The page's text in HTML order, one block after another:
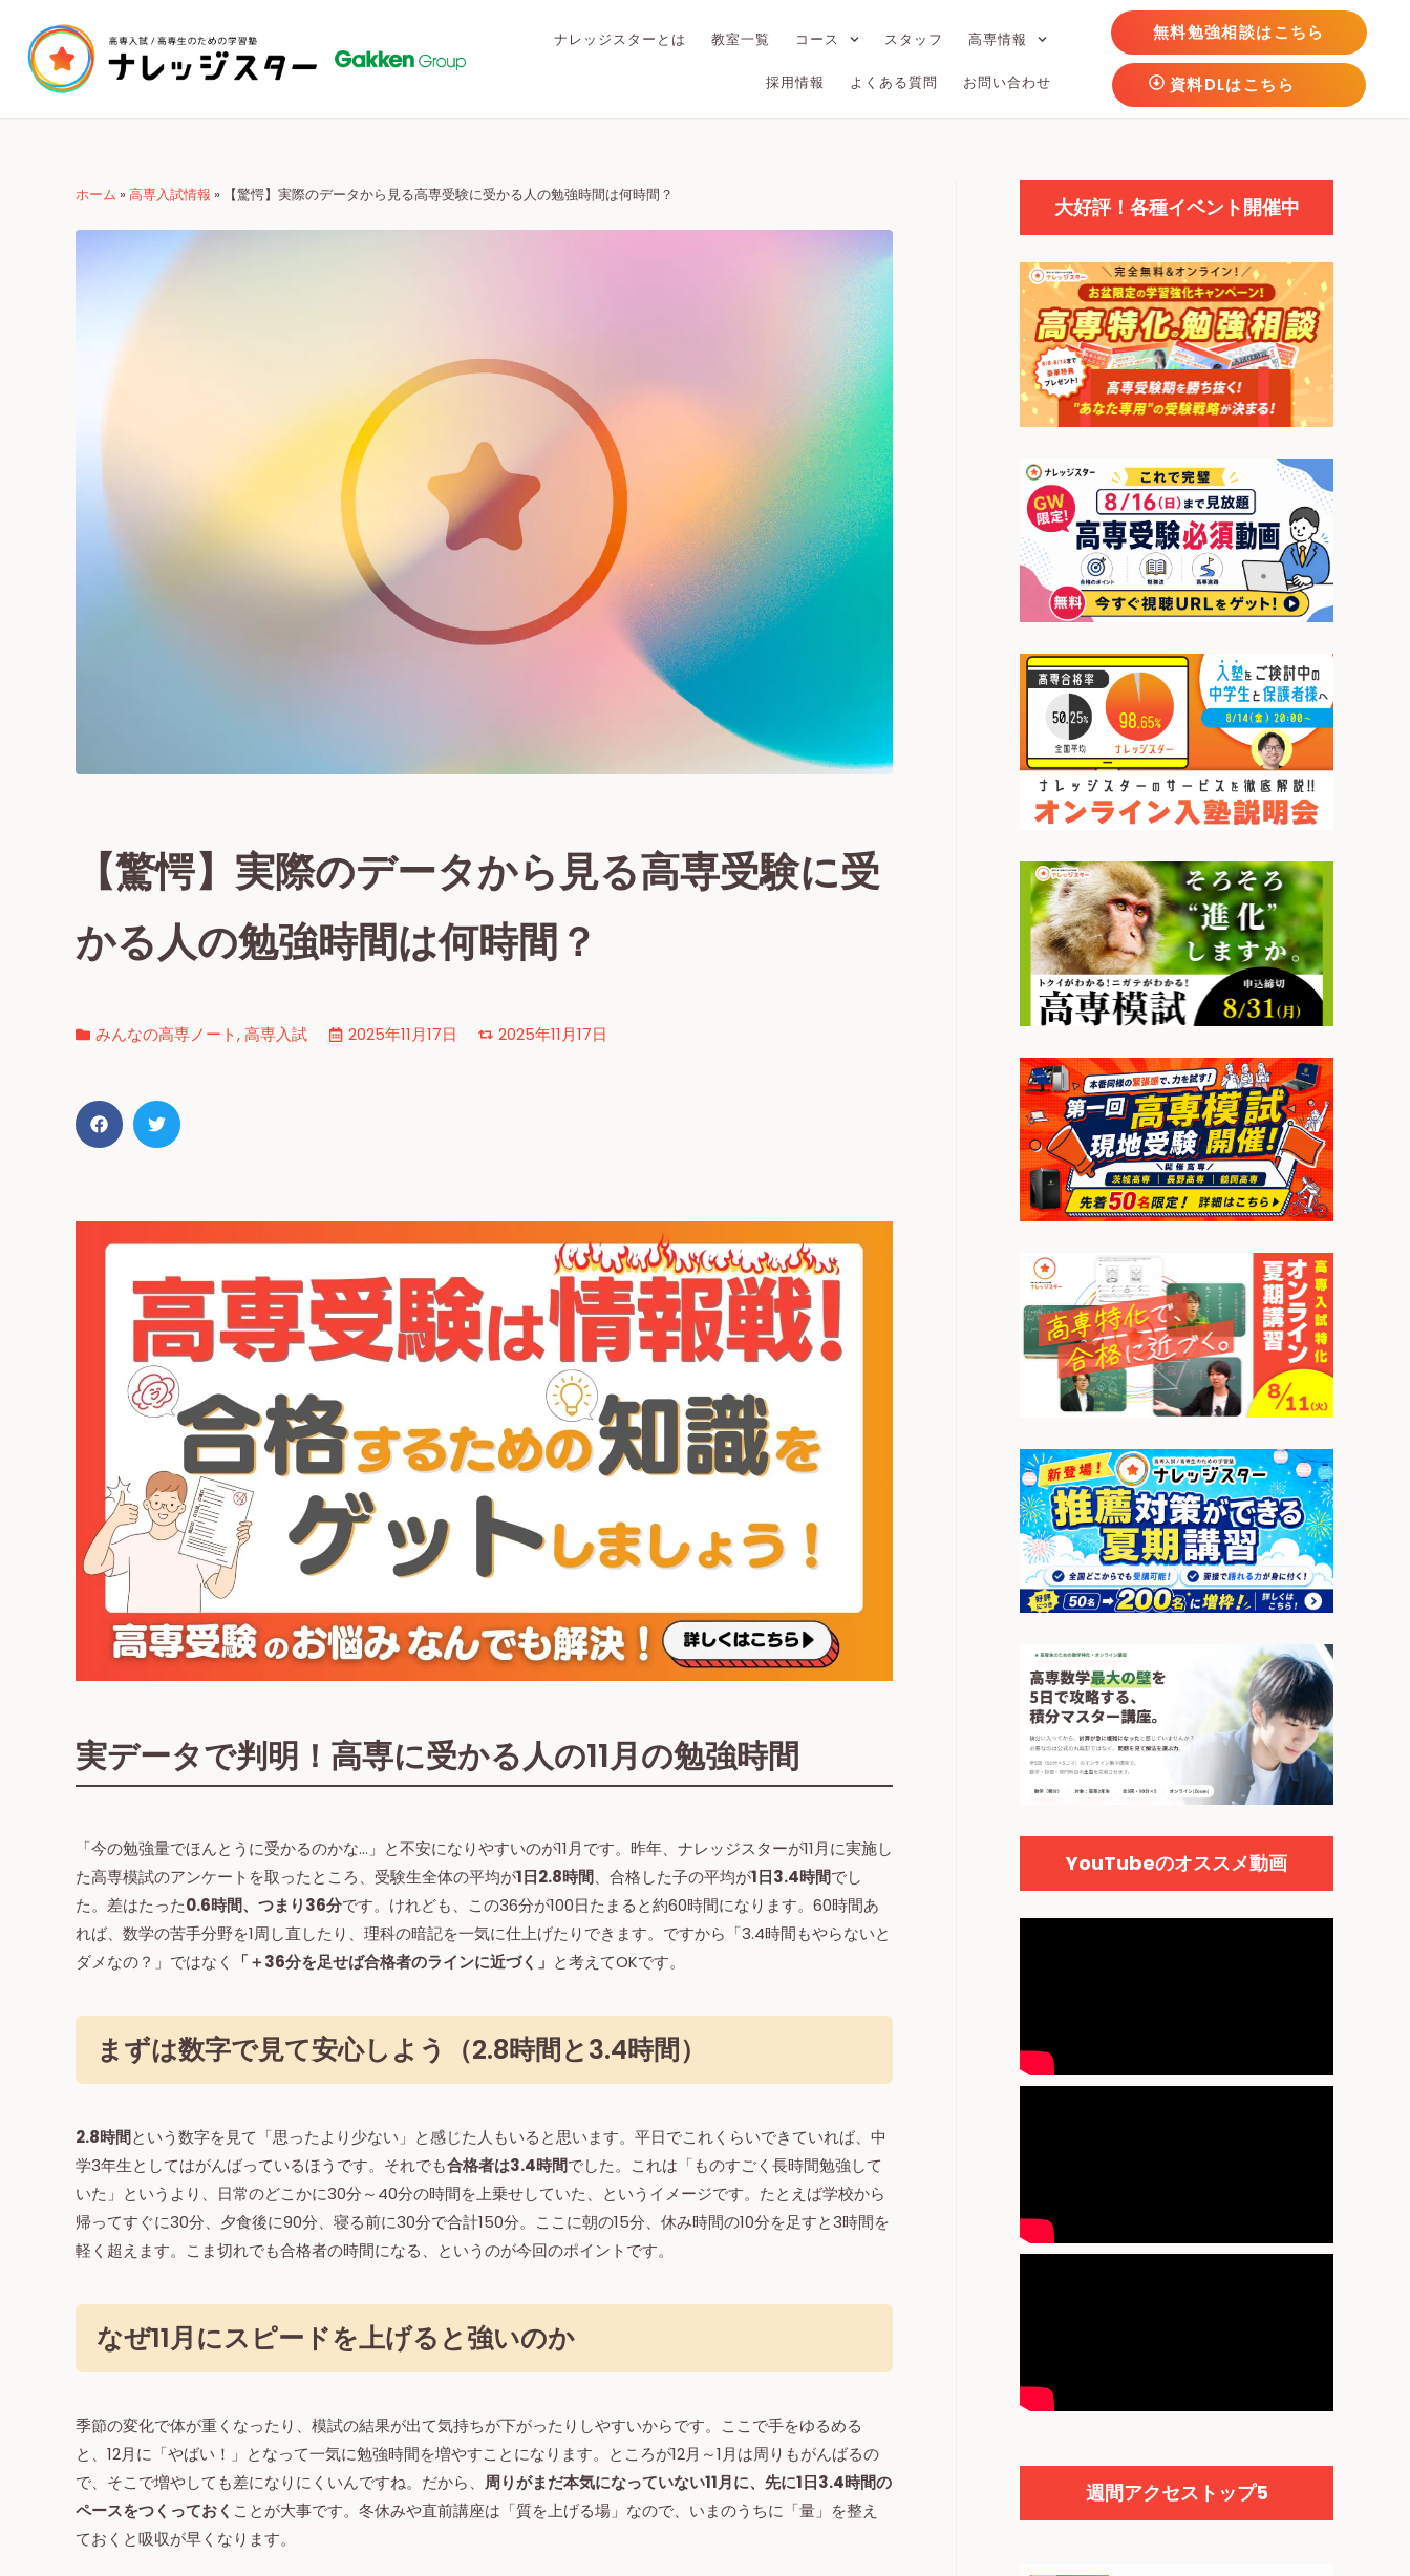
ナレッジスターとは 教室一覧 コース スタッフ 高専情報
採用情報 よくある質問 お問い合わせ
無料勉強相談はこちら
資料DLはこちら
ホーム » 高専入試情報 » 【驚愕】実際のデータから見る高専受験に受かる人の勉強時間は何時間？
【驚愕】実際のデータから見る高専受験に受
かる人の勉強時間は何時間？
みんなの高専ノート,高専入試 2025年11月17日 2025年11月17日
実データで判明！高専に受かる人の11月の勉強時間
「今の勉強量でほんとうに受かるのかな…」と不安になりやすいのが11月です。昨年、ナレッジスターが11月に実施し
た高専模試のアンケートを取ったところ、受験生全体の平均が1日2.8時間、合格した子の平均が1日3.4時間でし
た。差はたった0.6時間、つまり36分です。けれども、この36分が100日たまると約60時間になります。60時間あ
れば、数学の苦手分野を1周し直したり、理科の暗記を一気に仕上げたりできます。ですから「3.4時間もやらないと
ダメなの？」ではなく
「＋36分を足せば合格者のラインに近づく」 と考えてOKです。
まずは数字で見て安心しよう（2.8時間と3.4時間）
2.8時間という数字を見て「思ったより少ない」と感じた人もいると思います。平日でこれくらいできていれば、中
学3年生としてはがんばっているほうです。それでも合格者は3.4時間でした。これは「ものすごく長時間勉強して
いた」というより、日常のどこかに30分～40分の時間を上乗せしていた、というイメージです。たとえば学校から
帰ってすぐに30分、夕食後に90分、寝る前に30分で合計150分。ここに朝の15分、休み時間の10分を足すと3時間を
軽く超えます。こま切れでも合格者の時間になる、というのが今回のポイントです。
なぜ11月にスピードを上げると強いのか
季節の変化で体が重くなったり、模試の結果が出て気持ちが下がったりしやすいからです。ここで手をゆるめる
と、12月に「やばい！」となって一気に勉強時間を増やすことになります。ところが12月～1月は周りもがんばるの
で、そこで増やしても差になりにくいんですね。だから、 周りがまだ本気になっていない11月に、先に1日3.4時間の
ペースをつくっておく ことが大事です。冬休みや直前講座は「質を上げる場」なので、いまのうちに「量」を整え
ておくと吸収が早くなります。
大好評！各種イベント開催中
YouTubeのオススメ動画
週間アクセストップ5